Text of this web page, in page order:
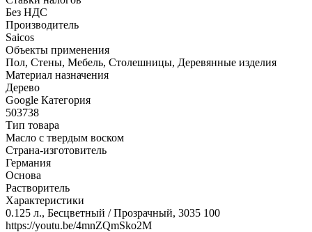
Без НДС
Производитель
Saicos
Объекты применения
Пол, Стены, Мебель, Столешницы, Деревянные изделия
Материал назначения
Дерево
Google Категория
503738
Тип товара
Масло с твердым воском
Страна-изготовитель
Германия
Основа
Растворитель
Характеристики
0.125 л., Бесцветный / Прозрачный, 3035 100
https://youtu.be/4mnZQmSko2M